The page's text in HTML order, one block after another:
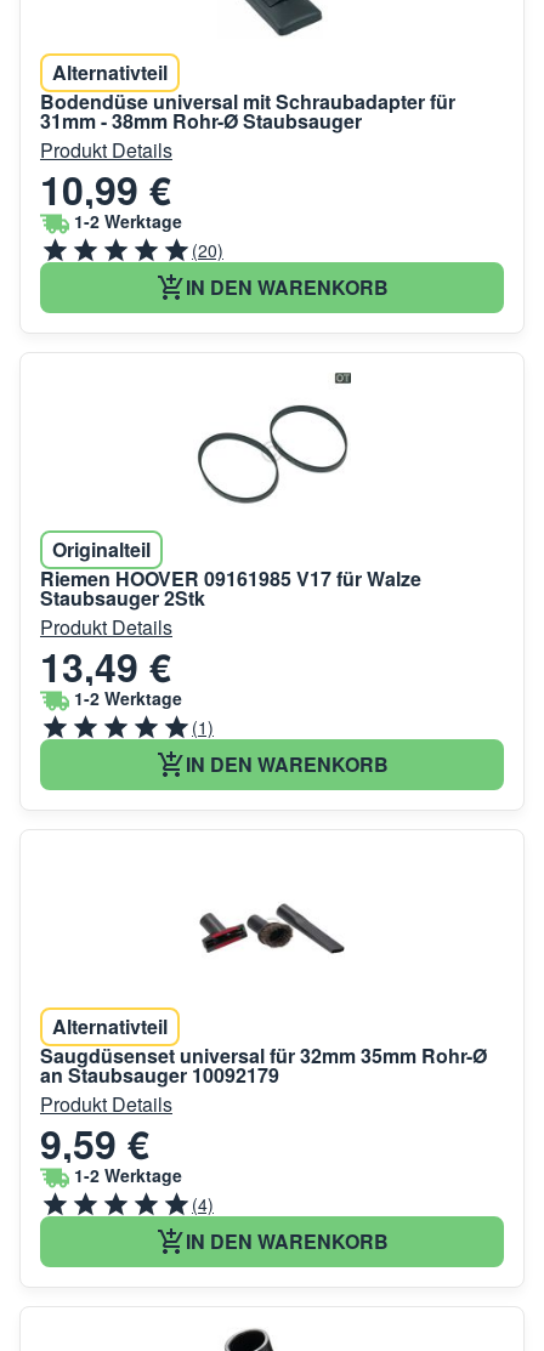
Alternativteil
Bodendüse universal mit Schraubadapter für
31mm - 38mm Rohr-Ø Staubsauger
Produkt Details
10,99 €
1-2 Werktage
(20)
IN DEN WARENKORB
Originalteil
Riemen HOOVER 09161985 V17 für Walze
Staubsauger 2Stk
Produkt Details
13,49 €
1-2 Werktage
(1)
IN DEN WARENKORB
Alternativteil
Saugdüsenset universal für 32mm 35mm Rohr-Ø
an Staubsauger 10092179
Produkt Details
9,59 €
1-2 Werktage
(4)
IN DEN WARENKORB